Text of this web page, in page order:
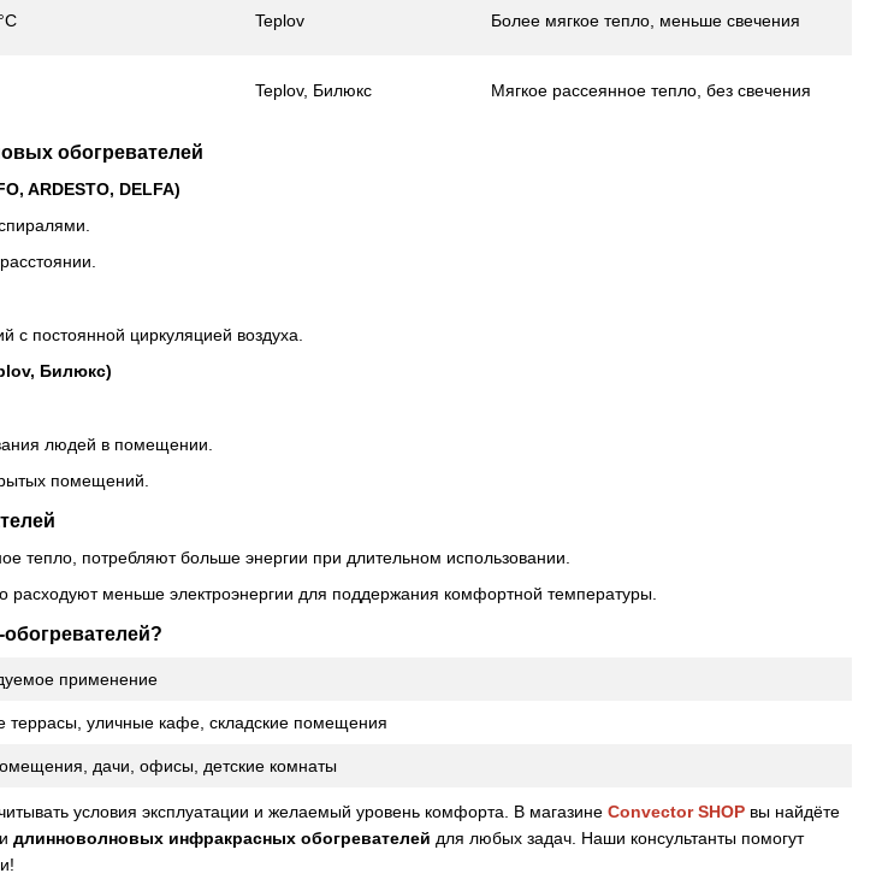
Teplov Более мягкое тепло, меньше свечения
Teplov, Билюкс Мягкое рассеянное тепло, без свечения
обогревателей
ARDESTO, DELFA)
постоянной циркуляцией воздуха.
Билюкс)
людей в помещении.
помещений.
тепло, потребляют больше энергии при длительном использовании.
меньше электроэнергии для поддержания комфортной температуры.
применение
террасы, уличные кафе, складские помещения
дачи, офисы, детские комнаты
условия эксплуатации и желаемый уровень комфорта. В магазине Convector SHOP вы найдёте
длинноволновых инфракрасных обогревателей для любых задач. Наши консультанты помогут